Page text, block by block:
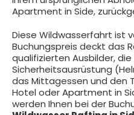
Apartment in Side,
Diese Wildwasserfahrt ist
Buchungspreis deckt das
qualifizierten Ausbilder,
Sicherheitsausrüstung
das Mittagessen und den
Hotel oder Apartment in
werden Ihnen bei der